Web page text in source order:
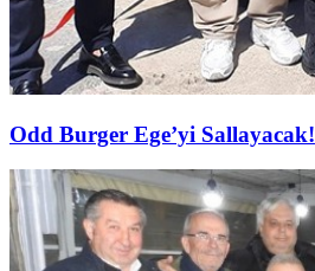
Odd Burger Ege’yi Sallayacak!